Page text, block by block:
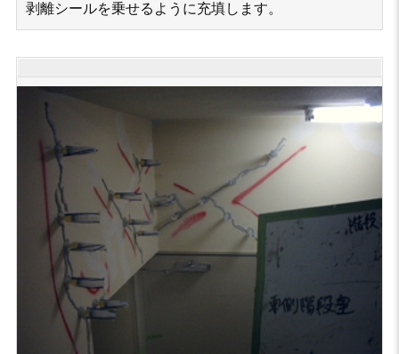
剥離シールを乗せるように充填します。